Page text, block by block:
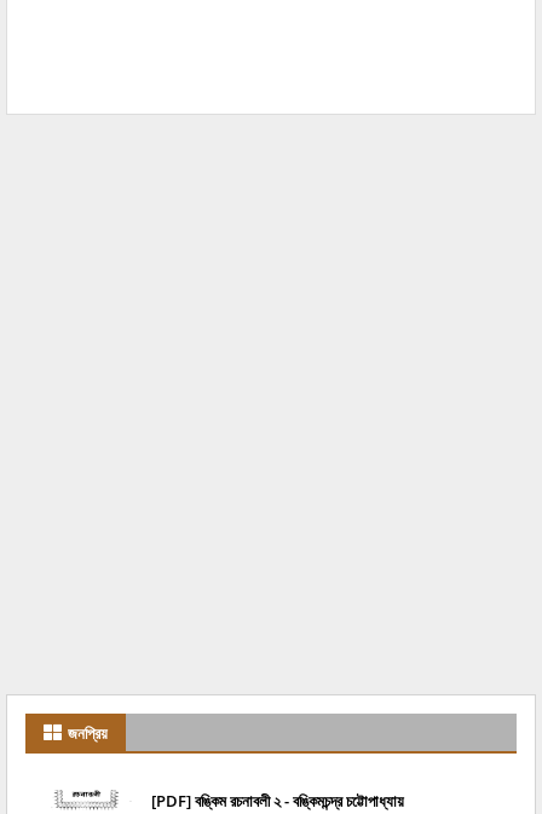
জনপ্রিয়
[PDF] বঙ্কিম রচনাবলী ২ - বঙ্কিমচন্দ্র চট্টোপাধ্যায়